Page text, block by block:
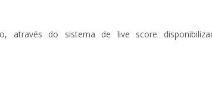
através do sistema de live score